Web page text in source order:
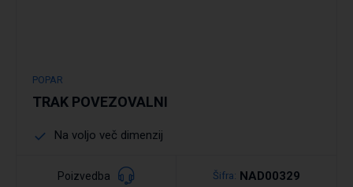
POPAR
TRAK POVEZOVALNI
Na voljo več dimenzij
Poizvedba Šifra: NAD00329